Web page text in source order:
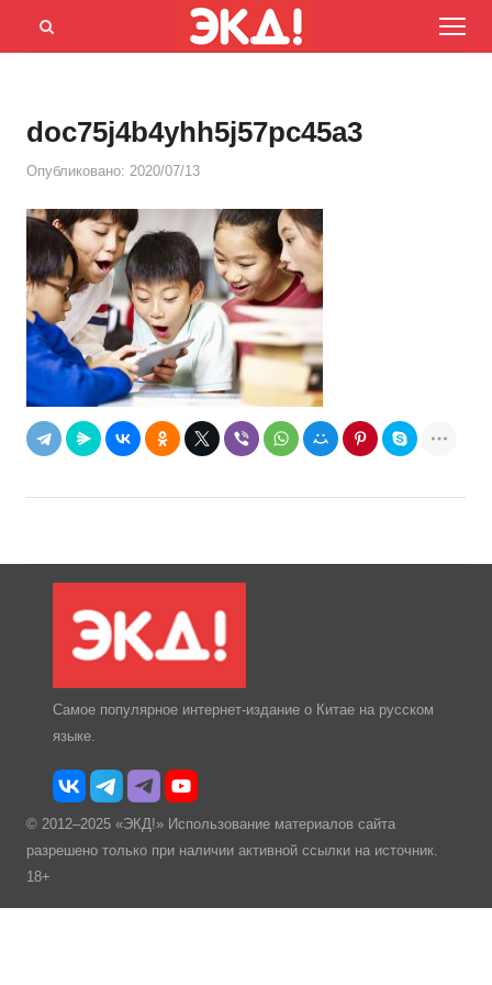
Menu
Открыть
doc75j4b4yhh5j57pc45a3
Опубликовано: 2020/07/13
Самое популярное интернет-издание о Китае на русском
языке.
© 2012–2025 «ЭКД!» Использование материалов сайта
разрешено только при наличии активной ссылки на источник.
18+